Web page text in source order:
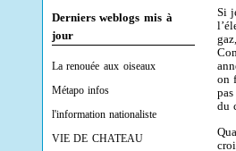
Derniers weblogs mis à
jour
La renouée aux oiseaux
Métapo infos
l'information nationaliste
VIE DE CHATEAU
Si
on
du